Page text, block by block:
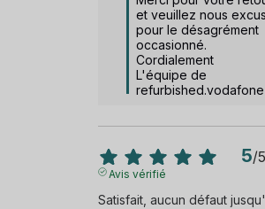
et veuillez nous
pour le désagrément
occasionné.
Cordialement
L'équipe de
refurbished.vodafone
5/5
Avis vérifié
Satisfait, aucun défaut